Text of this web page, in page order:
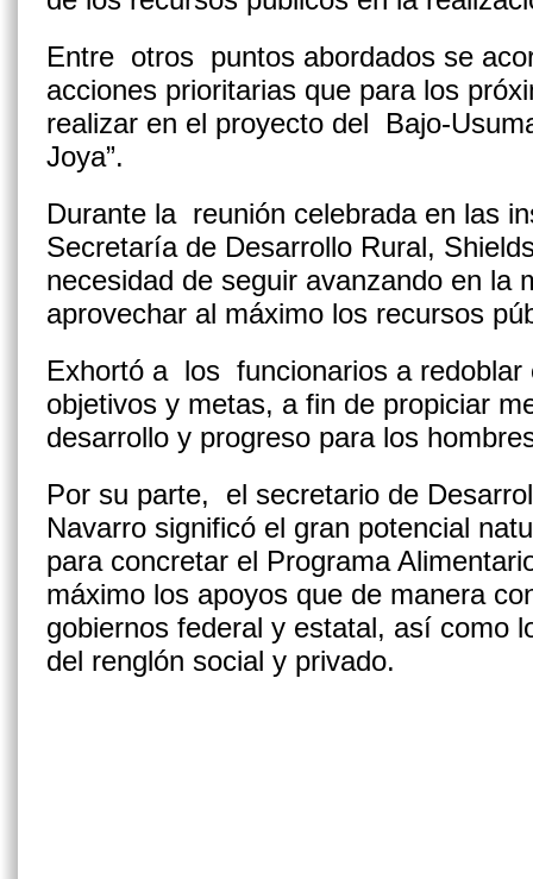
Entre otros puntos abordados se
acciones prioritarias que para los
realizar en el proyecto del Bajo-
Joya”.
Durante la reunión celebrada en las
Secretaría de Desarrollo Rural,
necesidad de seguir avanzando en la
aprovechar al máximo los recursos
Exhortó a los funcionarios a redoblar
objetivos y metas, a fin de propiciar
desarrollo y progreso para los
Por su parte, el secretario de
Navarro significó el gran potencial
para concretar el Programa
máximo los apoyos que de manera
gobiernos federal y estatal, así como
del renglón social y privado.